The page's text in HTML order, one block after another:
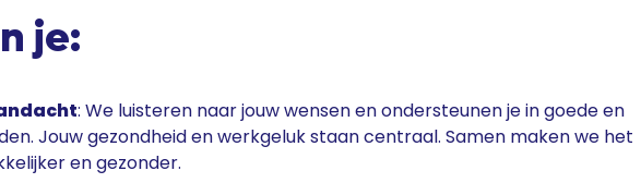
je:
: We luisteren naar jouw wensen en ondersteunen je in goede en
Jouw gezondheid en werkgeluk staan centraal. Samen maken we het
en gezonder.